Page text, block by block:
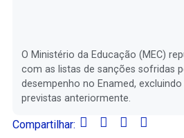
O Ministério da Educação (MEC)
com as listas de sanções sofridas
desempenho no Enamed,
previstas anteriormente.
Compartilhar: